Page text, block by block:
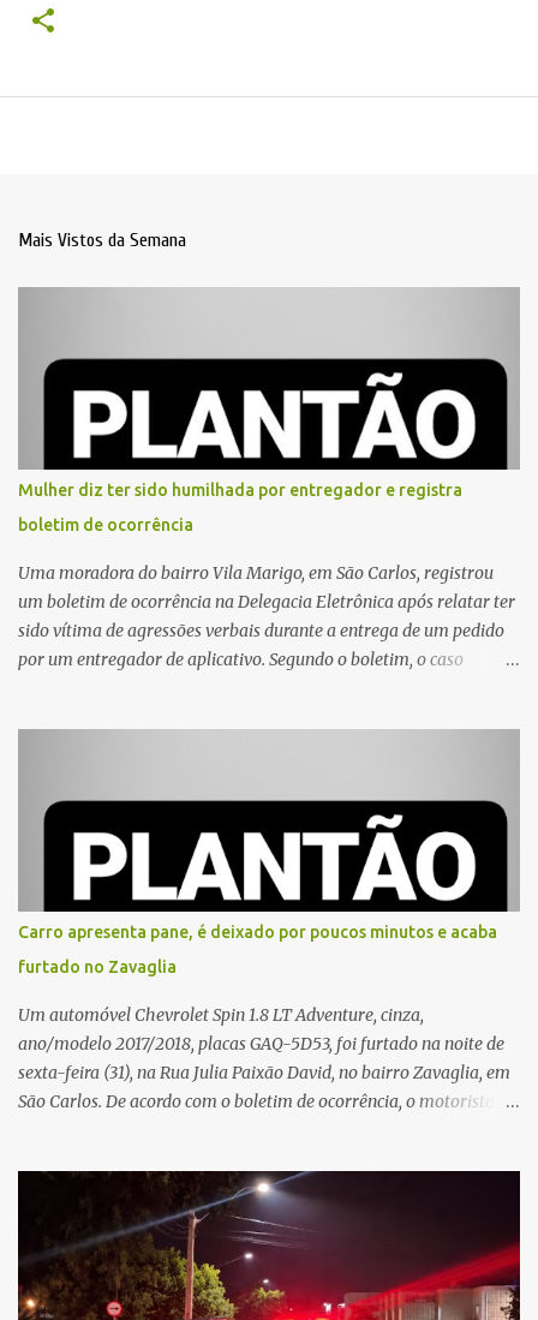
Mais Vistos da Semana
Mulher diz ter sido humilhada por entregador e registra
boletim de ocorrência
Uma moradora do bairro Vila Marigo, em São Carlos, registrou
um boletim de ocorrência na Delegacia Eletrônica após relatar ter
sido vítima de agressões verbais durante a entrega de um pedido
por um entregador de aplicativo. Segundo o boletim, o caso
proximidades. Ainda conforme o registro policial, a vítima relatou
que, ao receber a entrega, voltou a ser ofendida com palavras de
baixo calão e insultos. Ela informou à Polícia Civil que mora
sozinha e que se sentiu ameaçada, coagida e humilhada com a
situação. Fonte: São Carlos Agora
Carro apresenta pane, é deixado por poucos minutos e acaba
furtado no Zavaglia
Um automóvel Chevrolet Spin 1.8 LT Adventure, cinza,
ano/modelo 2017/2018, placas GAQ-5D53, foi furtado na noite de
sexta-feira (31), na Rua Julia Paixão David, no bairro Zavaglia, em
São Carlos. De acordo com o boletim de ocorrência, o motorista
partida. Ainda segundo o registro policial, o condutor estacionou o
carro, certificou-se de que todas as portas estavam trancadas,
permaneceu com a chave de ignição e se ausentou do local por
cerca de dez minutos para buscar ajuda. Ao retornar, constatou
que o automóvel havia desaparecido. A vítima realizou buscas